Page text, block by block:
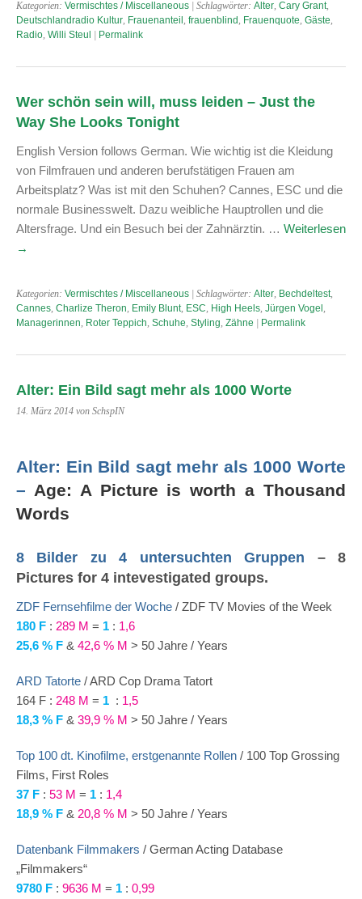
Kategorien: Vermischtes / Miscellaneous | Schlagwörter: Alter, Cary Grant,
Deutschlandradio Kultur, Frauenanteil , frauenblind , Frauenquote, Gäste,
Radio, Willi Steul Permalink
Wer schön sein will, muss leiden – Just the
Way She Looks Tonight
English Version follows German. Wie wichtig ist die Kleidung
von Filmfrauen und anderen berufstätigen Frauen am
Arbeitsplatz? Was ist mit den Schuhen? Cannes, ESC und die
normale Businesswelt. Dazu weibliche Hauptrollen und die
Altersfrage. Und ein Besuch bei der Zahnärztin. … Weiterlesen
→
Kategorien: Vermischtes / Miscellaneous | Schlagwörter: Alter, Bechdeltest,
Cannes, Charlize Theron, Emily Blunt, ESC, High Heels, Jürgen Vogel ,
Managerinnen, Roter Teppich, Schuhe, Styling, Zähne Permalink
Alter: Ein Bild sagt mehr als 1000 Worte
14. März 2014 von SchspIN
Alter: Ein Bild sagt mehr als 1000 Worte
– Age: A Picture is worth a Thousand
Words
8 Bilder zu 4 untersuchten Gruppen – 8
Pictures for 4 intevestigated groups.
ZDF Fernsehfilme der Woche / ZDF TV Movies of the Week
180 F : 289 M = 1 : 1,6
25,6 % F & 42,6 % M > 50 Jahre / Years
ARD Tatorte / ARD Cop Drama Tatort
164 F : 248 M = 1 : 1,5
18,3 % F & 39,9 % M > 50 Jahre / Years
Top 100 dt. Kinofilme, erstgenannte Rollen / 100 Top Grossing
Films, First Roles
37 F : 53 M = 1 : 1,4
18,9 % F & 20,8 % M > 50 Jahre / Years
Datenbank Filmmakers / German Acting Database
„Filmmakers“
9780 F : 9636 M = 1 : 0,99